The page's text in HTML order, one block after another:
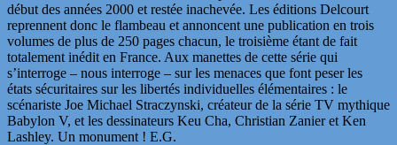
début des années 2000 et restée inachevée. Les éditions Delcourt
reprennent donc le flambeau et annoncent une publication en trois
volumes de plus de 250 pages chacun, le troisième étant de fait
totalement inédit en France. Aux manettes de cette série qui
s’interroge – nous interroge – sur les menaces que font peser les
états sécuritaires sur les libertés individuelles élémentaires : le
scénariste Joe Michael Straczynski, créateur de la série TV mythique
Babylon V, et les dessinateurs Keu Cha, Christian Zanier et Ken
Lashley. Un monument ! E.G.